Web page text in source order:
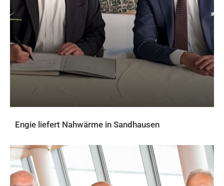
Engie liefert Nahwärme in Sandhausen